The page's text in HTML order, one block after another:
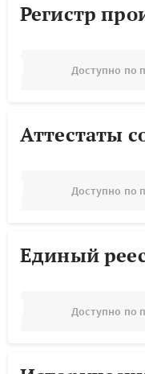
Регистр
Доступно по
Аттестаты
Доступно по
Единый
Доступно по